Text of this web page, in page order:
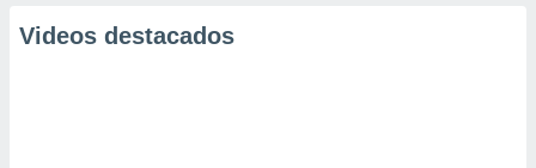
Videos destacados